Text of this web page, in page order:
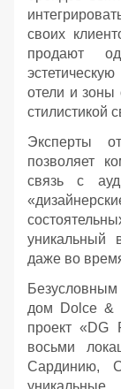
своих
продают
отели и зоны
стилистикой
Эксперты
позволяет
связь с
уникальный
даже во
дом Dolce &
проект «DG
восьми
Сардинию,